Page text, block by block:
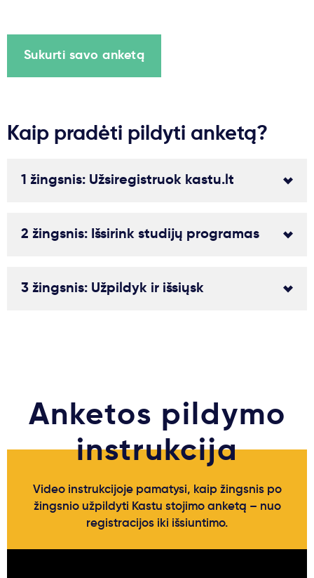
Sukurti savo anketą
Kaip pradėti pildyti anketą?
1 žingsnis: Užsiregistruok kastu.lt
2 žingsnis: Išsirink studijų programas
3 žingsnis: Užpildyk ir išsiųsk
Anketos pildymo
instrukcija
Video instrukcijoje pamatysi, kaip žingsnis po
žingsnio užpildyti Kastu stojimo anketą – nuo
registracijos iki išsiuntimo.